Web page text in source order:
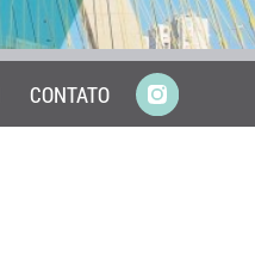
CONTATO